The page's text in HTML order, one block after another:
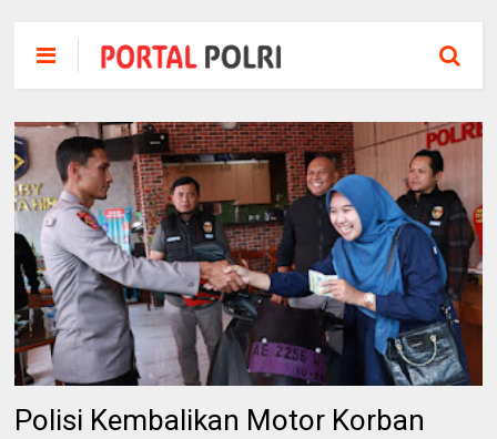
Polisi Kembalikan Motor Korban